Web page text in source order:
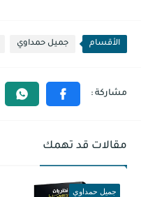
الأقسام جميل حمداوي
مقالات قد تهمك
جميل حمداوي